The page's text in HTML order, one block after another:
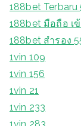
188bet Terbaru
188bet มือถือ เ
188bet สํารอง
1vin 109
1vin 156
1vin 21
1vin 233